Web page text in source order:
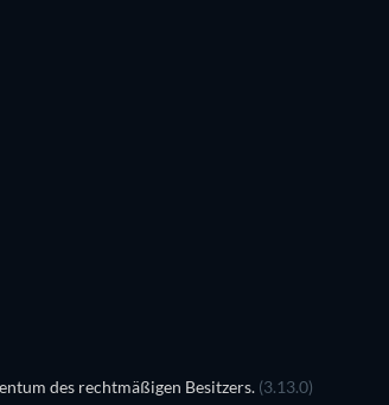
des rechtmäßigen Besitzers. (3.13.0)